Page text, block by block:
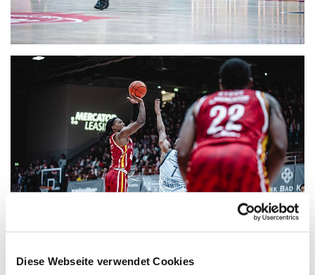
Diese Webseite verwendet Cookies